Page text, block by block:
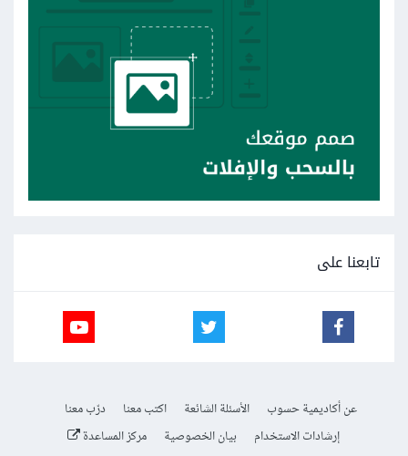
تابعنا على
عن أكاديمية حسوب الأسئلة الشائعة اكتب معنا
درّب معنا
إرشادات الاستخدام
بيان الخصوصية مركز المساعدة